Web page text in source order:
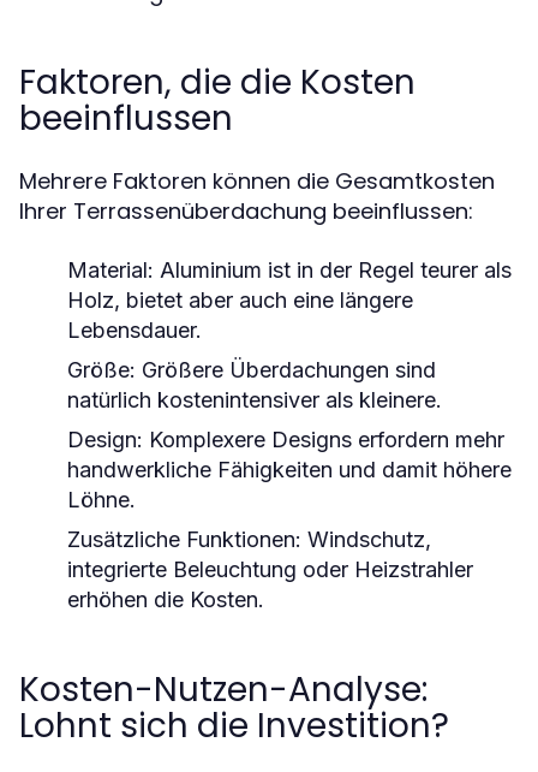
Faktoren, die die Kosten
beeinflussen
Mehrere Faktoren können die Gesamtkosten
Ihrer Terrassenüberdachung beeinflussen:
Material: Aluminium ist in der Regel teurer als
Holz, bietet aber auch eine längere
Lebensdauer.
Größe: Größere Überdachungen sind
natürlich kostenintensiver als kleinere.
Design: Komplexere Designs erfordern mehr
handwerkliche Fähigkeiten und damit höhere
Löhne.
Zusätzliche Funktionen: Windschutz,
integrierte Beleuchtung oder Heizstrahler
erhöhen die Kosten.
Kosten-Nutzen-Analyse:
Lohnt sich die Investition?